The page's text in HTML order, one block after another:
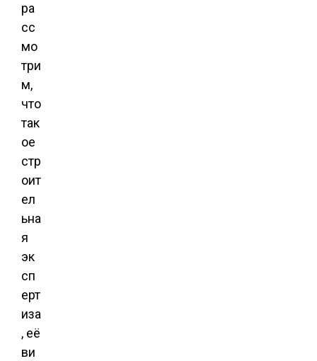
ра
сс
мо
три
м,
что
так
ое
стр
оит
ел
ьна
я
эк
сп
ерт
иза
, её
ви